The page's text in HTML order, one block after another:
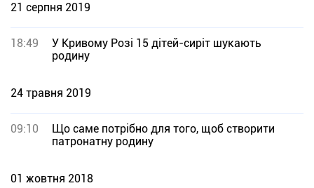
21 серпня 2019
18:49
У Кривому Розі 15 дітей-сиріт шукають
родину
24 травня 2019
09:10
Що саме потрібно для того, щоб створити
патронатну родину
01 жовтня 2018